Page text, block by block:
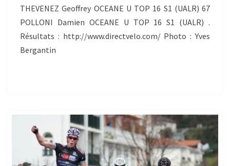
THEVENEZ Geoffrey OCEANE U TOP 16 S1 (UALR) 67
POLLONI Damien OCEANE U TOP 16 S1 (UALR) .
Résultats : http://www.directvelo.com/ Photo : Yves
Bergantin